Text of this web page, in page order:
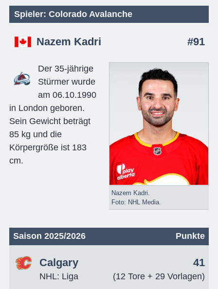
Spieler: Colorado Avalanche
Nazem Kadri #91
Nazem Kadri.
Foto: NHL Media.
Der 35-jährige
Stürmer wurde
am 06.10.1990
in London geboren.
Sein Gewicht beträgt
85 kg und die
Körpergröße ist 183
cm.
Saison 2025/2026 Punkte
Calgary
NHL: Liga
41
(12 Tore + 29 Vorlagen)